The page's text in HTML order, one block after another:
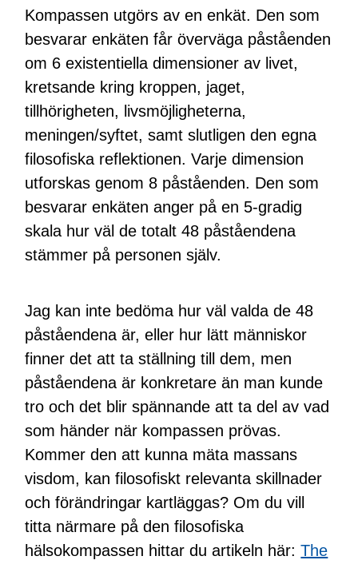
Kompassen utgörs av en enkät. Den som
besvarar enkäten får överväga påståenden
om 6 existentiella dimensioner av livet,
kretsande kring kroppen, jaget,
tillhörigheten, livsmöjligheterna,
meningen/syftet, samt slutligen den egna
filosofiska reflektionen. Varje dimension
utforskas genom 8 påståenden. Den som
besvarar enkäten anger på en 5-gradig
skala hur väl de totalt 48 påståendena
stämmer på personen själv.
Jag kan inte bedöma hur väl valda de 48
påståendena är, eller hur lätt människor
finner det att ta ställning till dem, men
påståendena är konkretare än man kunde
tro och det blir spännande att ta del av vad
som händer när kompassen prövas.
Kommer den att kunna mäta massans
visdom, kan filosofiskt relevanta skillnader
och förändringar kartläggas? Om du vill
titta närmare på den filosofiska
hälsokompassen hittar du artikeln här:The